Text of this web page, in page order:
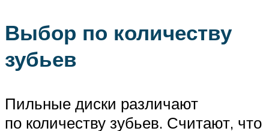
Выбор по количеству
зубьев
Пильные диски различают
по количеству зубьев. Считают, что